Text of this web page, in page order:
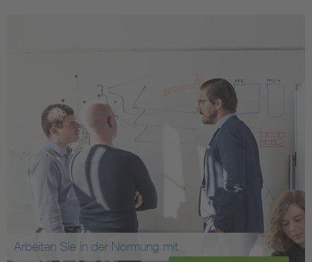
Arbeiten Sie in der Normung mit